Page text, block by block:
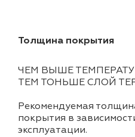
Толщина покрытия
ЧЕМ ВЫШЕ
ТЕМ ТОНЬШЕ СЛОЙ
Рекомендуемая
покрытия в
эксплуатации.